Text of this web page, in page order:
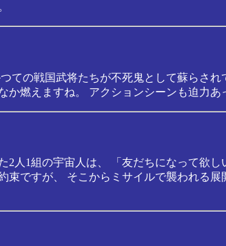
の戦国武将たちが不死鬼として蘇らされ
燃えますね。 アクションシーンも迫力あ
人1組の宇宙人は、 「友だちになって欲し
ですが、 そこからミサイルで襲われる